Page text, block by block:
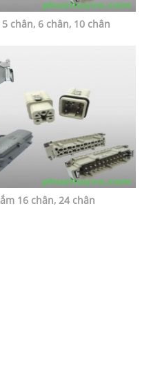
chân, 6 chân, 10 chân
16 chân, 24 chân